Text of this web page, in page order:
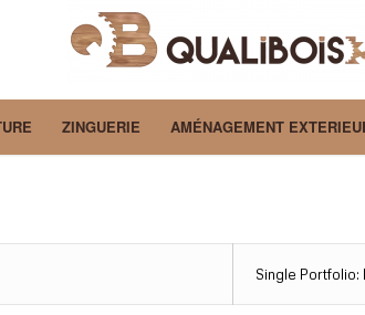
ZINGUERIE AMÉNAGEMENT
Single Portfolio: